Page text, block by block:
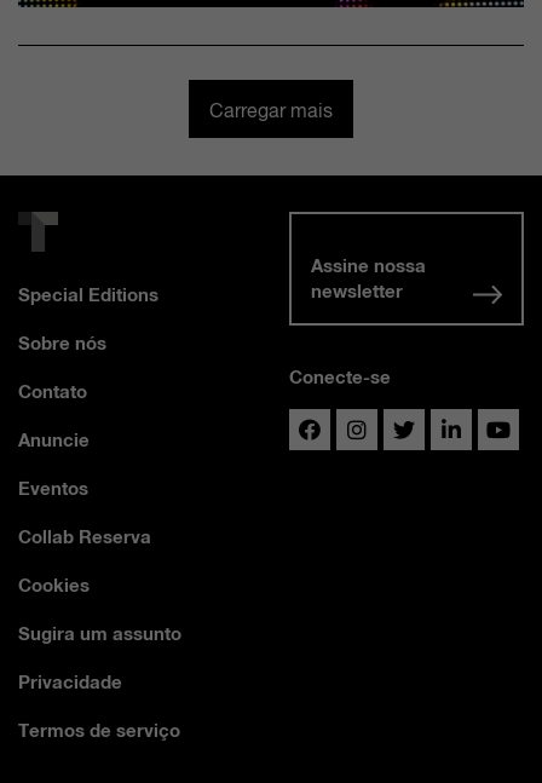
Carregar mais
Special Editions
Sobre nós
Contato
Anuncie
Eventos
Collab Reserva
Cookies
Sugira um assunto
Privacidade
Termos de serviço
Conecte-se
Assine nossa
newsletter